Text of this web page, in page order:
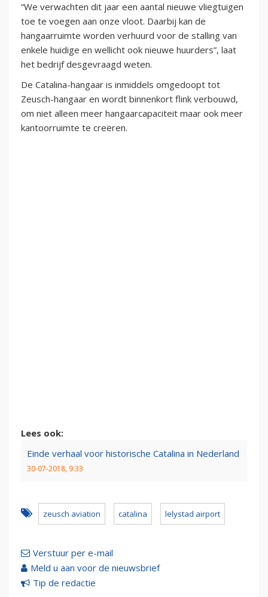
“We verwachten dit jaar een aantal nieuwe vliegtuigen
toe te voegen aan onze vloot. Daarbij kan de
hangaarruimte worden verhuurd voor de stalling van
enkele huidige en wellicht ook nieuwe huurders”, laat
het bedrijf desgevraagd weten.
De Catalina-hangaar is inmiddels omgedoopt tot
Zeusch-hangaar en wordt binnenkort flink verbouwd,
om niet alleen meer hangaarcapaciteit maar ook meer
kantoorruimte te creëren.
Lees ook:
Einde verhaal voor historische Catalina in Nederland
30-07-2018, 9:33
zeusch aviation catalina lelystad airport
Verstuur per e-mail
Meld u aan voor de nieuwsbrief
Tip de redactie